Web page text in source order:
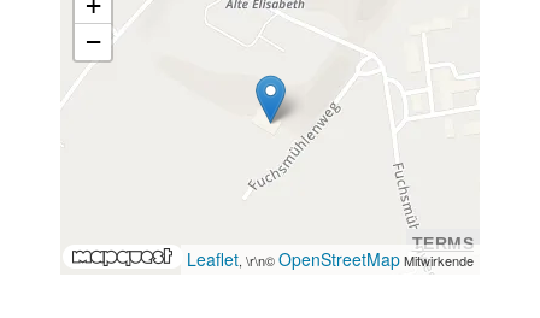
−
TERMS
Leaflet, \r\n©OpenStreetMapMitwirkende